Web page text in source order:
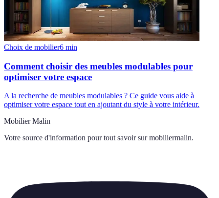
Choix de mobilier6 min
Comment choisir des meubles modulables pour
optimiser votre espace
A la recherche de meubles modulables ? Ce guide vous aide à
optimiser votre espace tout en ajoutant du style à votre intérieur.
Mobilier Malin
Votre source d'information pour tout savoir sur mobiliermalin.